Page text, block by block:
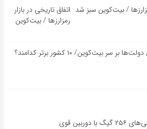
اتفاق تاریخی در بازار
رمزارزها / بیت‌کوین
بر سر بیت‌کوین/ ۱۰ کشور برتر کدامند؟
دوربین قوی